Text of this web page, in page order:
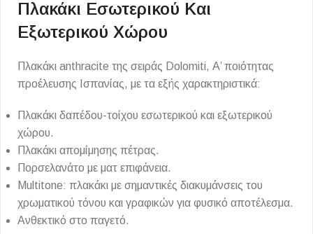
Πλακάκι Εσωτερικού Και
Εξωτερικού Χώρου
Πλακάκι anthracite της σειράς Dolomiti, Α’ ποιότητας
προέλευσης Ισπανίας, με τα εξής χαρακτηριστικά:
Πλακάκι δαπέδου-τοίχου εσωτερικού και εξωτερικού
χώρου.
Πλακάκι απομίμησης πέτρας.
Πορσελανάτο με ματ επιφάνεια.
Multitone: πλακάκι με σημαντικές διακυμάνσεις του
χρωματικού τόνου και γραφικών για φυσικό αποτέλεσμα.
Ανθεκτικό στο παγετό.